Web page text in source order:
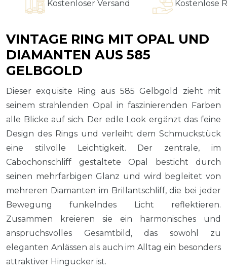
Kostenloser Versand Kostenlose
VINTAGE RING MIT OPAL UND
DIAMANTEN AUS 585
GELBGOLD
Dieser exquisite Ring aus 585 Gelbgold zieht mit
seinem strahlenden Opal in faszinierenden Farben
alle Blicke auf sich. Der edle Look ergänzt das feine
Design des Rings und verleiht dem Schmuckstück
eine stilvolle Leichtigkeit. Der zentrale, im
Cabochonschliff gestaltete Opal besticht durch
seinen mehrfarbigen Glanz und wird begleitet von
mehreren Diamanten im Brillantschliff, die bei jeder
Bewegung funkelndes Licht reflektieren.
Zusammen kreieren sie ein harmonisches und
anspruchsvolles Gesamtbild, das sowohl zu
eleganten Anlässen als auch im Alltag ein besonders
attraktiver Hingucker ist.